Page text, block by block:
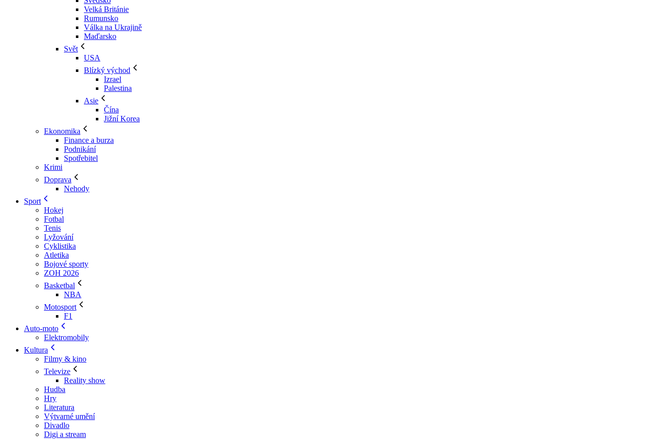
Velká Británie
Rumunsko
Válka na Ukrajině
Maďarsko
Svět
USA
Blízký východ
Izrael
Palestina
Asie
Čína
Jižní Korea
Ekonomika
Finance a burza
Podnikání
Spotřebitel
Krimi
Doprava
Nehody
Sport
Hokej
Fotbal
Tenis
Lyžování
Cyklistika
Atletika
Bojové sporty
ZOH 2026
Basketbal
NBA
Motosport
F1
Auto-moto
Elektromobily
Kultura
Filmy & kino
Televize
Reality show
Hudba
Hry
Literatura
Výtvarné umění
Divadlo
Digi a stream